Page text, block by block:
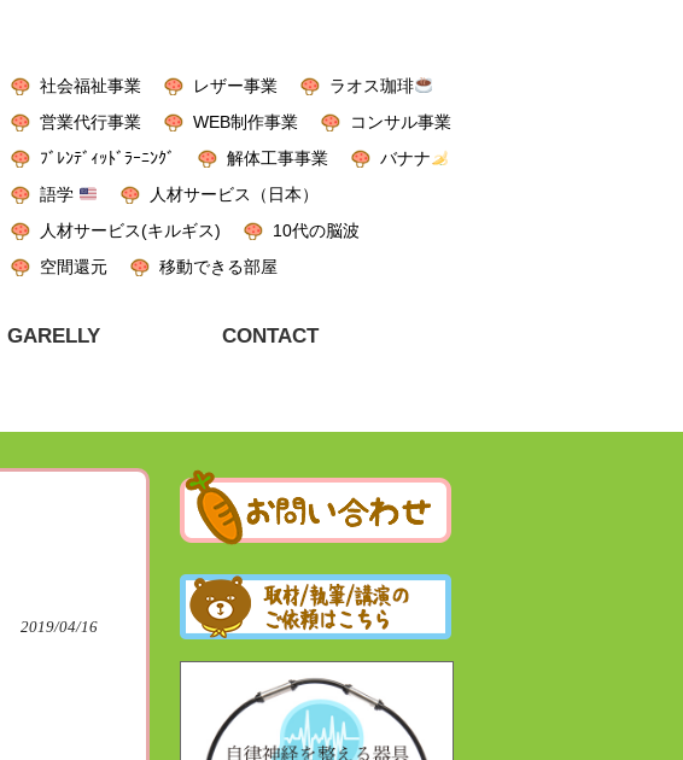
社会福祉事業 レザー事業
ラオス珈琲
営業代行事業
WEB制作事業
コンサル事業
ﾌﾞﾚﾝﾃﾞｨｯﾄﾞﾗｰﾆﾝｸﾞ
解体工事事業
バナナ
語学
人材サービス（日本）
人材サービス(キルギス)
10代の脳波
空間還元
移動できる部屋
GARELLY CONTACT
2019/04/16